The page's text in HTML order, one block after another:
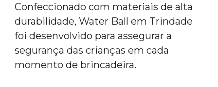
Confeccionado com materiais de alta
durabilidade, Water Ball em Trindade
foi desenvolvido para assegurar a
segurança das crianças em cada
momento de brincadeira.